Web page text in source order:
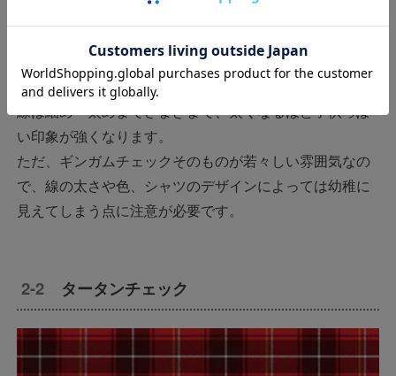
プルなチェック柄です。線の幅は一定で、縦横の2本の線
が等間隔で縞模様になるのが特徴。
線は細め〜太めまでさまざまで、太くなるほど子供っぽ
い印象が強くなります。
ただ、ギンガムチェックそのものが若々しい雰囲気なの
で、線の太さや色、シャツのデザインによっては幼稚に
見えてしまう点に注意が必要です。
タータンチェック